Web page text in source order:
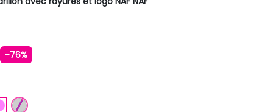
-76%
CLAIR
ROSEARGENT